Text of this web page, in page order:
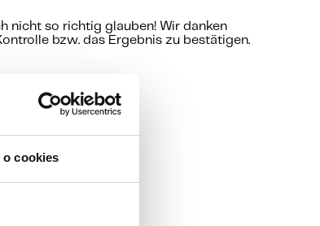
o cookies
nicht so richtig glauben! Wir danken
bzw. das Ergebnis zu bestätigen.